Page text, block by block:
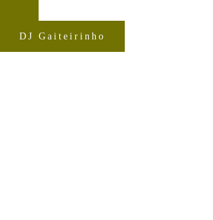
DJ Gaiteirinho